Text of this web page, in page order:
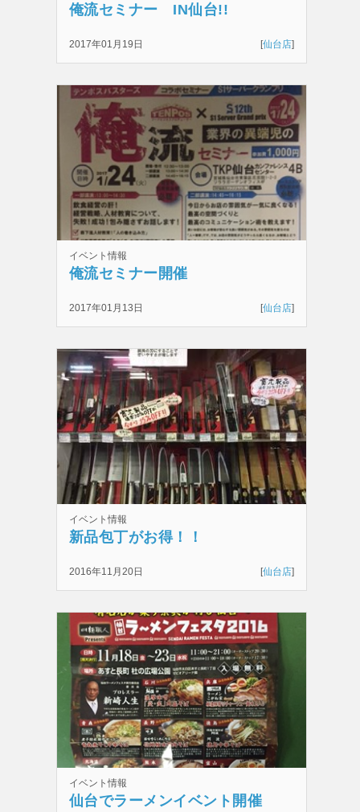
俺流セミナー IN仙台!!
2017年01月19日 [仙台店]
イベント情報
俺流セミナー開催
2017年01月13日 [仙台店]
イベント情報
新品包丁がお得！！
2016年11月20日 [仙台店]
イベント情報
仙台でラーメンイベント開催